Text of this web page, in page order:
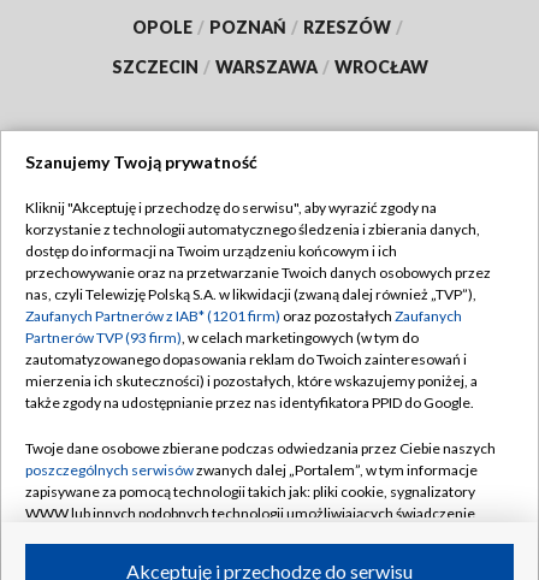
OPOLE / POZNAŃ / RZESZÓW /
SZCZECIN / WARSZAWA / WROCŁAW
TVP
Abonament TVP
Emisja w TVP
Centrum informacji TVP
Naziemna Telewizja Cyfrowa
Rada Programowa
System NOS
Informacje o nadawcy
Regulamin TVP
Polityka prywatności
Moje zgody
Pomoc
Kontakt
Kanały
Szanujemy Twoją prywatność
Kliknij "Akceptuję i przechodzę do serwisu", aby wyrazić zgody na
korzystanie z technologii automatycznego śledzenia i zbierania danych,
dostęp do informacji na Twoim urządzeniu końcowym i ich
przechowywanie oraz na przetwarzanie Twoich danych osobowych przez
nas, czyli Telewizję Polską S.A. w likwidacji (zwaną dalej również „TVP”),
Zaufanych Partnerów z IAB* (1201 firm) oraz pozostałych Zaufanych
Partnerów TVP (93 firm), w celach marketingowych (w tym do
zautomatyzowanego dopasowania reklam do Twoich zainteresowań i
mierzenia ich skuteczności) i pozostałych, które wskazujemy poniżej, a
także zgody na udostępnianie przez nas identyfikatora PPID do Google.
Twoje dane osobowe zbierane podczas odwiedzania przez Ciebie naszych
poszczególnych serwisówzwanych dalej „Portalem”, w tym informacje
zapisywane za pomocą technologii takich jak: pliki cookie, sygnalizatory
WWW lub innych podobnych technologii umożliwiających świadczenie
Akceptuję i przechodzę do serwisu